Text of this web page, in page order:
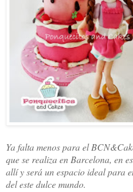
Ya falta menos para el
que se realiza en Barcelona, en
allí y será un espacio ideal para
del este dulce mundo.